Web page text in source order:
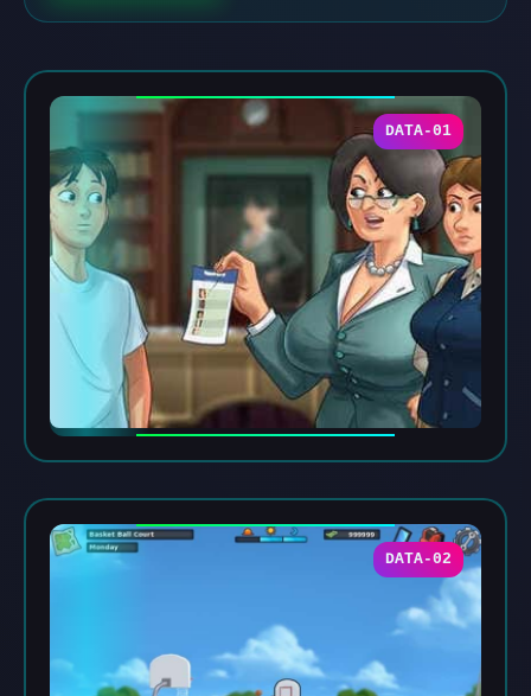
DATA-01
DATA-02